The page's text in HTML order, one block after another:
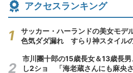
アクセスランキング
サッカー・ハーランドの美女モデ
色気ダダ漏れ すらり神スタイル
市川團十郎の15歳長女＆13歳長
し2ショ 「海老蔵さんにも麻央